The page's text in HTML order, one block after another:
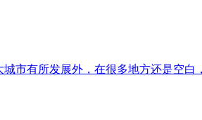
市有所发展外，在很多地方还是空白